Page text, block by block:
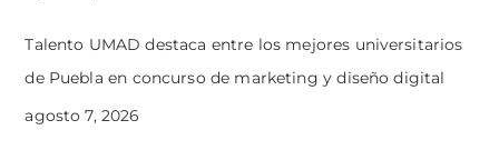
Talento UMAD destaca entre los mejores universitarios
de Puebla en concurso de marketing y diseño digital
agosto 7, 2026